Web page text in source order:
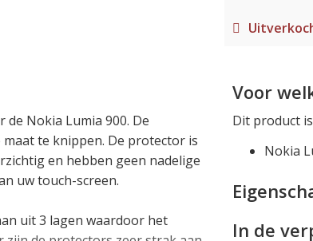
Nokia Lumia 900. De
te knippen. De protector is
en hebben geen nadelige
uw touch-screen.
uit 3 lagen waardoor het
Voor
Dit product
Nokia
In de